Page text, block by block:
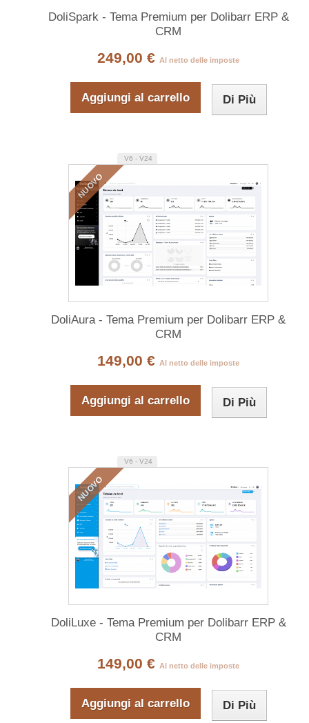
DoliSpark - Tema Premium per Dolibarr ERP &
CRM
249,00 € Al netto delle imposte
Aggiungi al carrello Di Più
NUOVO
V6 - V24
DoliAura - Tema Premium per Dolibarr ERP &
CRM
149,00 € Al netto delle imposte
Aggiungi al carrello Di Più
NUOVO
V6 - V24
DoliLuxe - Tema Premium per Dolibarr ERP &
CRM
149,00 € Al netto delle imposte
Aggiungi al carrello Di Più